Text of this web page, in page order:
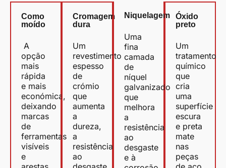
Como
moído
A
opção
mais
rápida
e mais
económica,
deixando
marcas
de
ferramentas
visíveis
e
Cromagem
dura
Um
revestimento
espesso
de
crómio
que
aumenta
a
dureza,
a
resistência
ao
Niquelagem
Uma
fina
camada
de
níquel
galvanizado
que
melhora
a
resistência
ao
desgaste
e à
Óxido
preto
Um
tratamento
químico
que
cria
uma
superfície
escura
e preta
mate
nas
peças